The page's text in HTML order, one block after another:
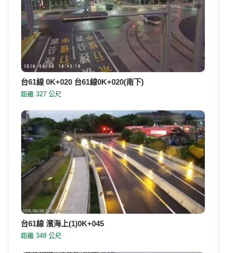
台61線 0K+020 台61線0K+020(南下)
距離 327 公尺
台61線 濱海上(1)0K+045
距離 348 公尺